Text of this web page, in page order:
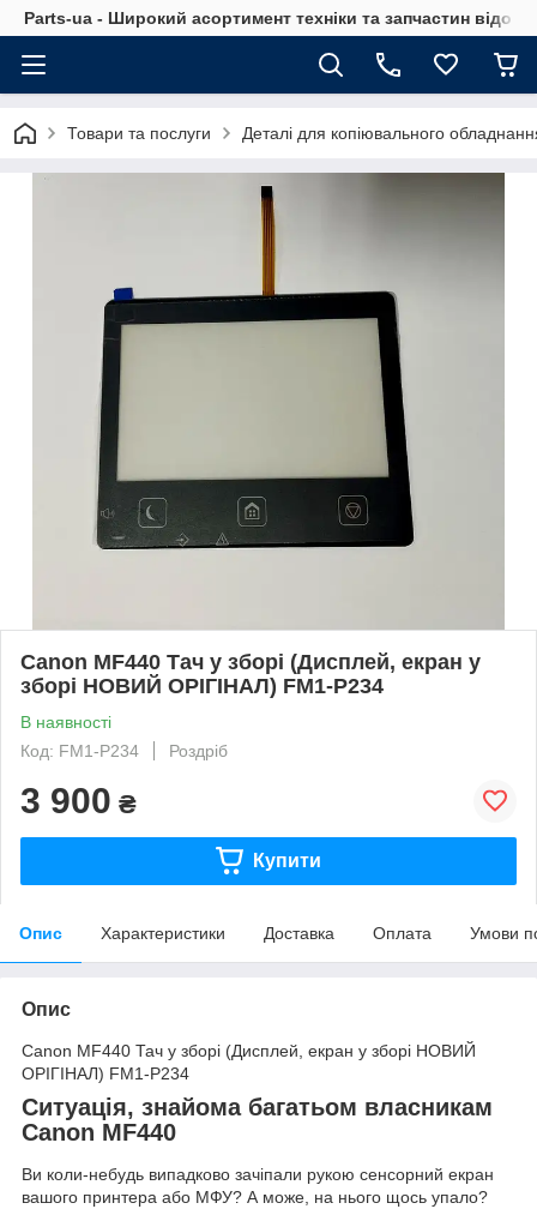
Parts-ua - Широкий асортимент техніки та запчастин
Товари та послуги Деталі для копіювального
Canon MF440 Тач у зборі (Дисплей, екран у
зборі НОВИЙ ОРІГІНАЛ) FM1-P234
В наявності
Код: FM1-P234
Роздріб
3 900 ₴
Купити
Опис Характеристики Доставка Оплата Умови
Опис
Canon MF440 Тач у зборі (Дисплей, екран у зборі НОВИЙ
ОРІГІНАЛ) FM1-P234
Ситуація, знайома багатьом власникам
Canon MF440
Ви коли-небудь випадково зачіпали рукою сенсорний екран
вашого принтера або МФУ? А може, на нього щось упало?